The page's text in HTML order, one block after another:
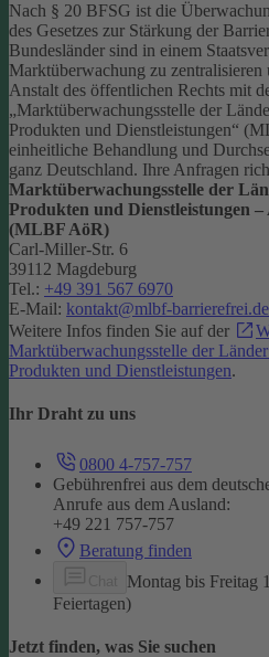
Nach § 20 BFSG ist die
des Gesetzes zur Stärkung der
Bundesländer sind in einem
Marktüberwachung zu
Anstalt des öffentlichen Rechts mit
„Marktüberwachungsstelle der
Produkten und Dienstleistungen“
einheitliche Behandlung und
ganz Deutschland. Ihre Anfragen
Marktüberwachungsstelle der
Produkten und Dienstleistungen
(MLBF AöR)
Carl-Miller-Str. 6
39112 Magdeburg
Tel.: +49 391 567 6970
E-Mail: kontakt@mlbf-barrierefrei.de
Weitere Infos finden Sie auf der
Marktüberwachungsstelle der
Produkten und Dienstleistungen.
Ihr Draht zu uns
0800 4-757-757
Gebührenfrei aus dem
Anrufe aus dem Ausland:
+49 221 757-757
Beratung finden
Montag bis Freitag
Feiertagen)
Jetzt finden, was Sie suchen